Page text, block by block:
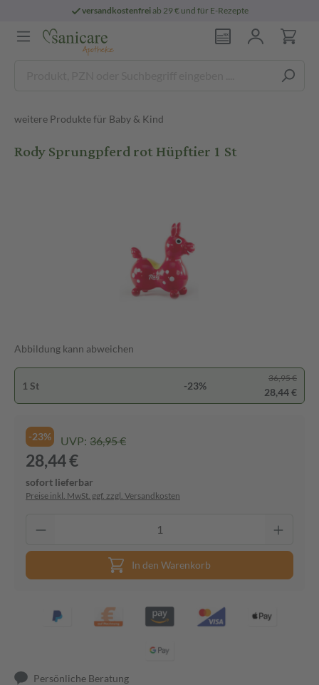
versandkostenfreiab 29 € und für E-Rezepte
weitere Produkte für Baby & Kind
Rody Sprungpferd rot Hüpftier 1 St
Abbildung kann abweichen
1 St -23%
36,95 €
28,44 €
-23% UVP: 36,95 €
28,44 €
sofort lieferbar
Preise inkl. MwSt. ggf. zzgl. Versandkosten
In den Warenkorb
Persönliche Beratung